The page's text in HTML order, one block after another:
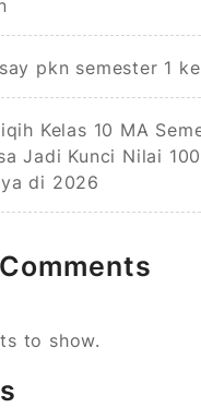
pkn semester 1
Kelas 10 MA
Jadi Kunci Nilai
di 2026
to show.